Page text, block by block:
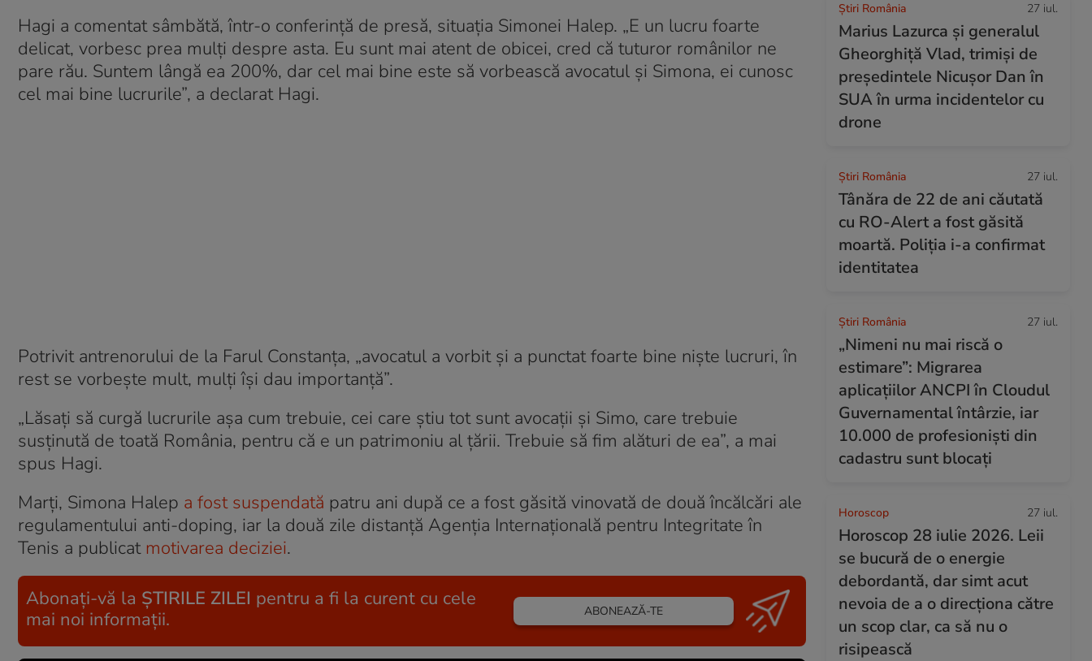
Hagi a comentat sâmbătă, într-o conferinţă de presă, situaţia Simonei Halep. „E un lucru foarte
delicat, vorbesc prea mulți despre asta. Eu sunt mai atent de obicei, cred că tuturor românilor ne
pare rău. Suntem lângă ea 200%, dar cel mai bine este să vorbească avocatul și Simona, ei cunosc
cel mai bine lucrurile”, a declarat Hagi.
Potrivit antrenorului de la Farul Constanţa, „avocatul a vorbit și a punctat foarte bine niște lucruri, în
rest se vorbește mult, mulți își dau importanță”.
„Lăsați să curgă lucrurile așa cum trebuie, cei care știu tot sunt avocații și Simo, care trebuie
susținută de toată România, pentru că e un patrimoniu al țării. Trebuie să fim alături de ea”, a mai
spus Hagi.
Marţi, Simona Halep a fost suspendată patru ani după ce a fost găsită vinovată de două încălcări ale
regulamentului anti-doping, iar la două zile distanţă Agenția Internațională pentru Integritate în
Tenis a publicat motivarea deciziei.
Abonați-vă la ȘTIRILE ZILEI pentru a fi la curent cu cele
mai noi informații.
ABONEAZĂ-TE
Știri România 27 iul.
Marius Lazurca și generalul
Gheorghiță Vlad, trimiși de
președintele Nicușor Dan în
SUA în urma incidentelor cu
drone
Știri România 27 iul.
Tânăra de 22 de ani căutată
cu RO-Alert a fost găsită
moartă. Poliția i-a confirmat
identitatea
Știri România 27 iul.
„Nimeni nu mai riscă o
estimare”: Migrarea
aplicațiilor ANCPI în Cloudul
Guvernamental întârzie, iar
10.000 de profesioniști din
cadastru sunt blocați
Horoscop 27 iul.
Horoscop 28 iulie 2026. Leii
se bucură de o energie
debordantă, dar simt acut
nevoia de a o direcționa către
un scop clar, ca să nu o
risipească